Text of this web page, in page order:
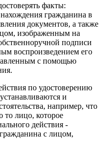
факты:
гражданина в
документов, а также
изображенным на
подписи
воспроизведением его
с помощью
по удостоверению
и
например, что
то лицо, которое
действия -
с лицом,